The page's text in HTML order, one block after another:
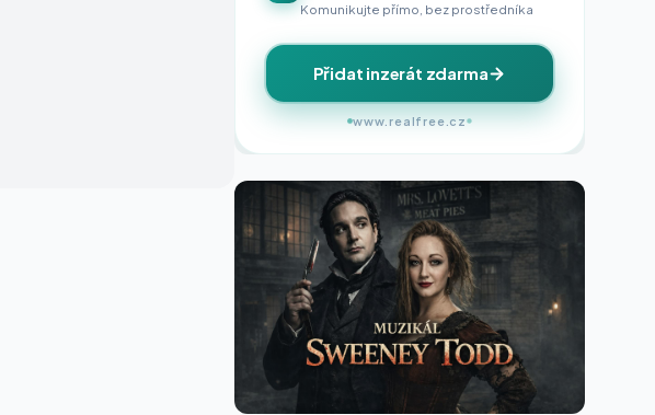
Komunikujte přímo, bez prostředníka
Přidat inzerát zdarma
www.realfree.cz